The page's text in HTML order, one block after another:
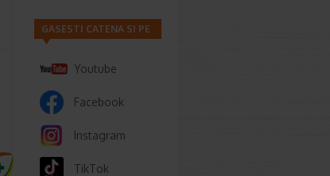
GASESTI CATENA SI PE
Youtube
Facebook
Instagram
TikTok